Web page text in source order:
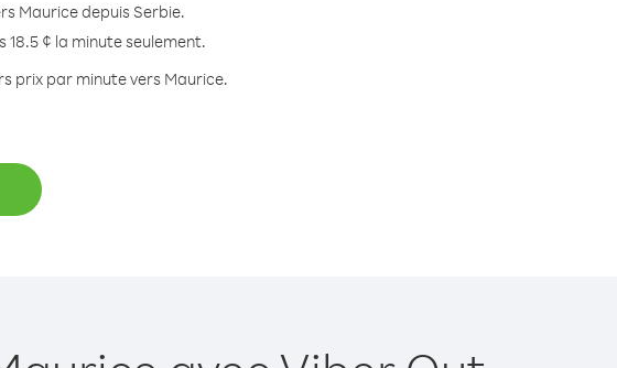
Maurice depuis Serbie.
18.5 ¢ la minute seulement.
prix par minute vers Maurice.